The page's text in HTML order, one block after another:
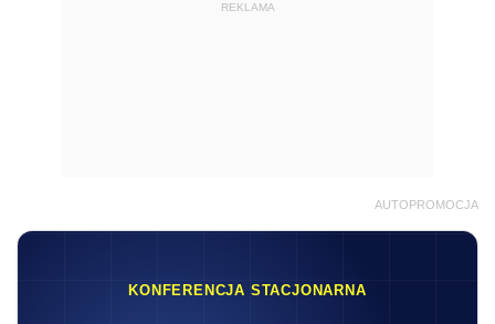
REKLAMA
AUTOPROMOCJA
KONFERENCJA STACJONARNA